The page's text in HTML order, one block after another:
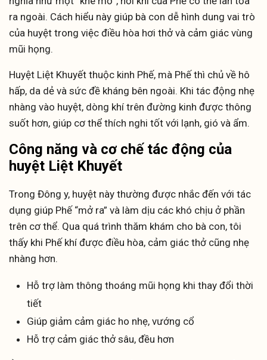
ra ngoài. Cách hiểu này giúp bà con dễ hình dung vai trò
của huyệt trong việc điều hòa hơi thở và cảm giác vùng
mũi họng.
Huyệt Liệt Khuyết thuộc kinh Phế, mà Phế thì chủ về hô
hấp, da dẻ và sức đề kháng bên ngoài. Khi tác động nhẹ
nhàng vào huyệt, dòng khí trên đường kinh được thông
suốt hơn, giúp cơ thể thích nghi tốt với lạnh, gió và ẩm.
Công năng và cơ chế tác động của
huyệt Liệt Khuyết
Trong Đông y, huyệt này thường được nhắc đến với tác
dụng giúp Phế “mở ra” và làm dịu các khó chịu ở phần
trên cơ thể. Qua quá trình thăm khám cho bà con, tôi
thấy khi Phế khí được điều hòa, cảm giác thở cũng nhẹ
nhàng hơn.
Hỗ trợ làm thông thoáng mũi họng khi thay đổi thời
tiết
Giúp giảm cảm giác ho nhẹ, vướng cổ
Hỗ trợ cảm giác thở sâu, đều hơn